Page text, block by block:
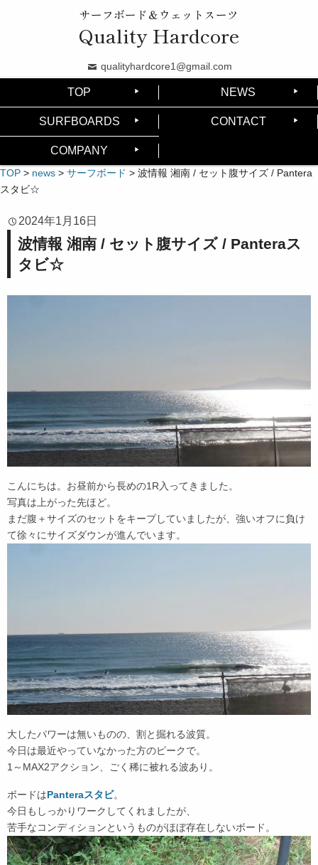
サーフボード＆ウェットスーツ
Quality Hardcore
qualityhardcore1@gmail.com
TOP NEWS
SURFBOARDS CONTACT
COMPANY
TOP > news > サーフボード > 波情報 湘南 / セット腹サイズ / Pantera
スタビ☆
2024年1月16日
波情報 湘南 / セット腹サイズ / Panteraス
タビ☆
こんにちは。お昼前から長めの1R入ってきました。
写真は上がった先ほど。
まだ腹＋サイズのセットをキープしていましたが、強いオフに負け
て徐々にサイズダウンが進んでいます。
大したパワーは無いものの、割と掘れる波質。
今日は最近やっていなかった方のピークで。
1～MAX2アクション、ごく稀に被れる波あり。
ボードはPanteraスタビ。
今日もしっかりワークしてくれましたが、
苦手なコンディションというものがほぼ存在しないボード。